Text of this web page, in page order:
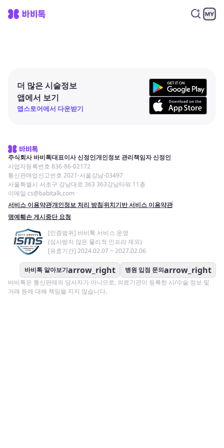
더 많은 시술정보
앱에서 보기
앱스토어에서 다운받기
주식회사 바비톡대표이사 신정인개인정보 관리책임자 신정인
사업자등록번호 836-86-02172
통신판매업신고번호 2021-서울강남-03497
서울특별시 서초구 강남대로 363 363강남타워 11층
이메일 cs@babitalk.com
서비스 이용약관개인정보 처리 방침위치기반 서비스 이용약관
명예훼손 게시중단 요청
[인증범위] 바비톡 서비스 운영
(심사받지 않은 물리적 인프라 제외)
[유효기간] 2024.02.07 ~ 2027.02.06
바비톡 알아보기arrow_right 병원 입점 문의arrow_right
바비톡은 통신판매의 당사자가 아니므로, 의료기관이 등록한 시/수술 정보 및
거래 등에 대해 책임을 지지 않습니다.